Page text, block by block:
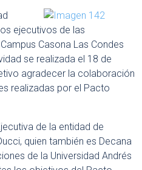
ejecutivos de las
Casona Las Condes
se realizada el 18 de
agradecer la colaboración
realizadas por el Pacto
de la entidad de
quien también es Decana
de la Universidad Andrés